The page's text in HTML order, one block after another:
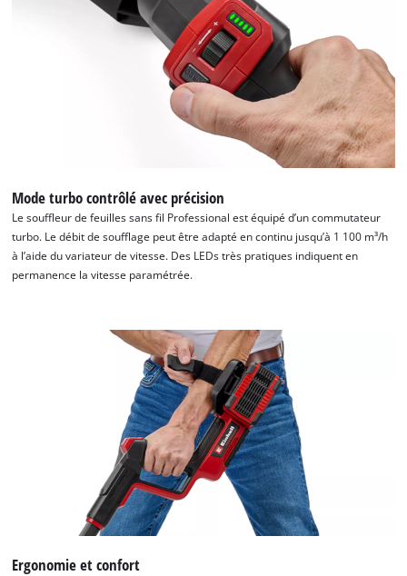
Mode turbo contrôlé avec précision
Le souffleur de feuilles sans fil Professional est équipé d’un commutateur
turbo. Le débit de soufflage peut être adapté en continu jusqu’à 1 100 m³/h
à l’aide du variateur de vitesse. Des LEDs très pratiques indiquent en
permanence la vitesse paramétrée.
Ergonomie et confort